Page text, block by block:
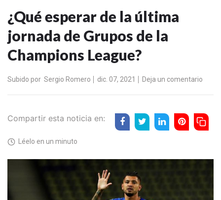
¿Qué esperar de la última
jornada de Grupos de la
Champions League?
Subido por Sergio Romero dic. 07, 2021 Deja un comentario
Compartir esta noticia en:
Léelo en un minuto